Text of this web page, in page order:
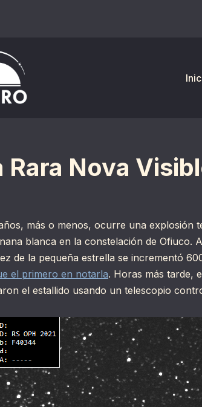
Rara Nova
más o menos, ocurre una explosión
blanca en la constelación de Ofiuco.
de la pequeña estrella se incrementó
el primero en notarla. Horas más tarde,
el estallido usando un telescopio